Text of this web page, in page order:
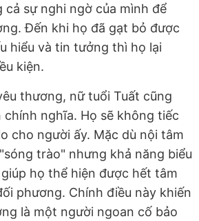
cả sự nghi ngờ của mình để
Đến khi họ đã gạt bỏ được
hiểu và tin tưởng thì họ lại
kiện.
thương, nữ tuổi Tuất cũng
nghĩa. Họ sẽ không tiếc
cho người ấy. Mặc dù nội tâm
trào" nhưng khả năng biểu
họ thể hiện được hết tâm
phương. Chính điều này khiến
là một người ngoan cố bảo